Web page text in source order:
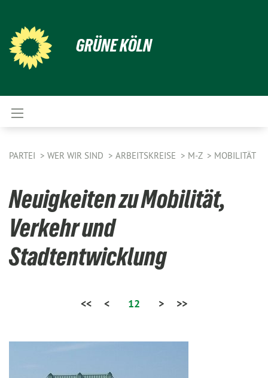
GRÜNE KÖLN
PARTEI WER WIR SIND ARBEITSKREISE M-Z MOBILITÄT
Neuigkeiten zu Mobilität,
Verkehr und
Stadtentwicklung
<< < 12 > >>